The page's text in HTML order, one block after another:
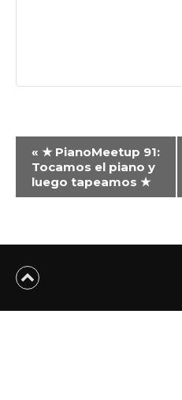
Navegación
del
Evento
« ★ PianoMeetup 91:
Tocamos el piano y
luego tapeamos ★